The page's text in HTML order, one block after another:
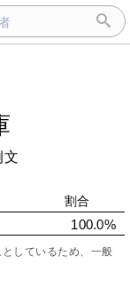
文
割合
100.0%
しているため、一般